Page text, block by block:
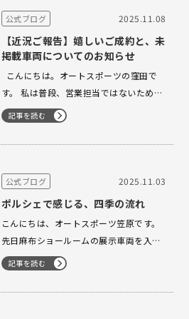
のカラーチャート”を見せてくれました！
公式ブログ 2025.11.08
【近況ご報告】嬉しいご成約と、未
掲載車両についてのお知らせ
こんにちは。オートスポーツの窪田で
す。 私は普段、営業担当ではないため車
両のご紹介などをあまりしてこなかった
のですが、この1か月ほどの間に
964RS、718ケイマンGT4RS、993ター
にご契約いただき、本当にありがたく、
記事を読む
公式ブログ 2025.11.03
ポルシェで感じる、四季の流れ
こんにちは、オートスポーツ笠原です。
先日麻布ショールームの展示車両を入替
いたしました。 以前より展示させていた
だきましたオーシャンブルーの993ター
ボはありがたいことにご成約となり、新
記事を読む